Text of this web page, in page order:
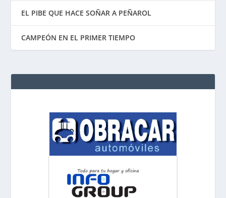
EL PIBE QUE HACE SOÑAR A PEÑAROL
CAMPEÓN EN EL PRIMER TIEMPO